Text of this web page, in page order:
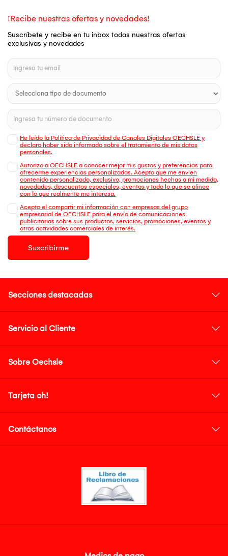
¡Recibe nuestras ofertas y novedades!
Suscríbete y recibe en tu inbox todas nuestras ofertas
exclusivas y novedades
He leído la Política de Privacidad de Canales Digitales OECHSLE y
declaro haber sido informado sobre el tratamiento de mis datos
personales.
Autorizo a OECHSLE a conocer mejor mis gustos y preferencias para
ofrecerme experiencias personalizadas. Acepto que me envien
contenido personalizado, exclusivo, promociones hechas a mi medida,
novedades, descuentos especiales, eventos y todo lo que se alinee
con lo que realmente me interesa.
Acepto el compartir mi información con empresas del grupo
empresarial de OECHSLE para el envío de comunicaciones
publicitarias sobre sus productos, servicios, promociones, eventos y
otras actividades comerciales de interés.
Suscribirme
Secciones destacadas
Servicio al Cliente
Sobre Oechsle
Tarjeta oh!
Contáctanos